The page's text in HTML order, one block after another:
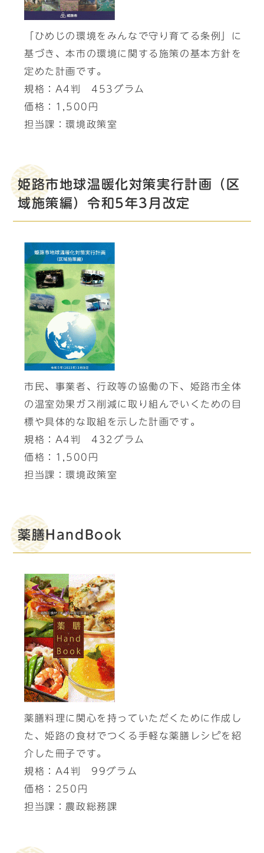
「ひめじの環境をみんなで守り育てる条例」に
基づき、本市の環境に関する施策の基本方針を
定めた計画です。
規格：A4判 453グラム
価格：1,500円
担当課：環境政策室
姫路市地球温暖化対策実行計画（区
域施策編）令和5年3月改定
市民、事業者、行政等の協働の下、姫路市全体
の温室効果ガス削減に取り組んでいくための目
標や具体的な取組を示した計画です。
規格：A4判 432グラム
価格：1,500円
担当課：環境政策室
薬膳HandBook
薬膳料理に関心を持っていただくために作成し
た、姫路の食材でつくる手軽な薬膳レシピを紹
介した冊子です。
規格：A4判 99グラム
価格：250円
担当課：農政総務課